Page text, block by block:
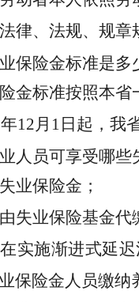
法律、法规、规章
保险金标准是多
金标准按照本省
12月1日起，我
人员可享受哪些
业保险金；
由失业保险基金代
在实施渐进式延
保险金人员缴纳